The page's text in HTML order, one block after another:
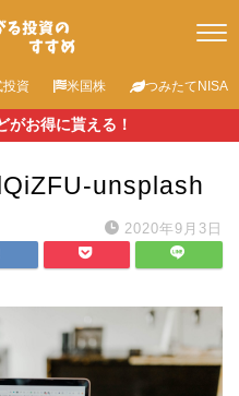
投資 米国株 つみたてNISA
お得に貰える！
unsplash
2020年9月3日